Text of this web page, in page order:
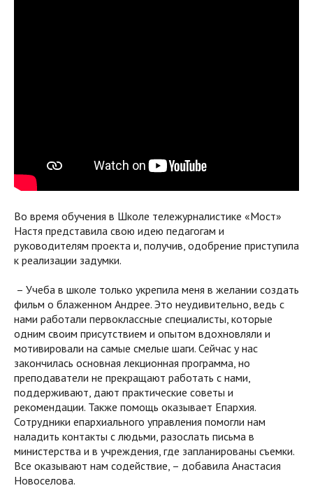
Во время обучения в Школе тележурналистике «Мост»
Настя представила свою идею педагогам и
руководителям проекта и, получив, одобрение приступила
к реализации задумки.
– Учеба в школе только укрепила меня в желании создать
фильм о блаженном Андрее. Это неудивительно, ведь с
нами работали первоклассные специалисты, которые
одним своим присутствием и опытом вдохновляли и
мотивировали на самые смелые шаги. Сейчас у нас
закончилась основная лекционная программа, но
преподаватели не прекращают работать с нами,
поддерживают, дают практические советы и
рекомендации. Также помощь оказывает Епархия.
Сотрудники епархиального управления помогли нам
наладить контакты с людьми, разослать письма в
министерства и в учреждения, где запланированы съемки.
Все оказывают нам содействие, – добавила Анастасия
Новоселова.